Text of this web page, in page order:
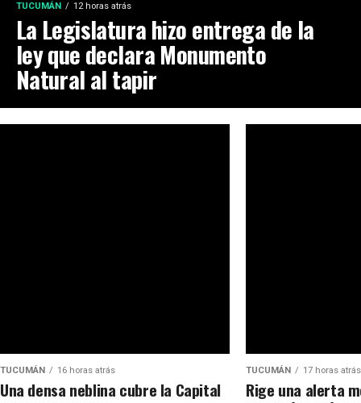
TUCUMÁN 12 horas atrás
La Legislatura hizo entrega de la
ley que declara Monumento
Natural al tapir
TUCUMÁN 16 horas atrás
Una densa neblina cubre la Capital
TUCUMÁN 17 horas atrás
Rige una alerta